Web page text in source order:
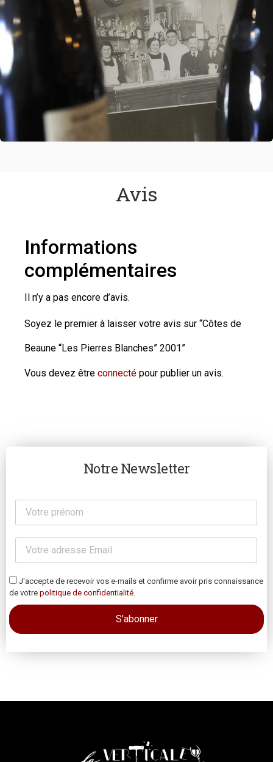
Avis
Informations
complémentaires
Il n’y a pas encore d’avis.
Soyez le premier à laisser votre avis sur “Côtes de
Beaune “Les Pierres Blanches” 2001”
Vous devez être connecté pour publier un avis.
Notre Newsletter
J'accepte de recevoir vos e-mails et confirme avoir pris connaissance
de votre politique de confidentialité.